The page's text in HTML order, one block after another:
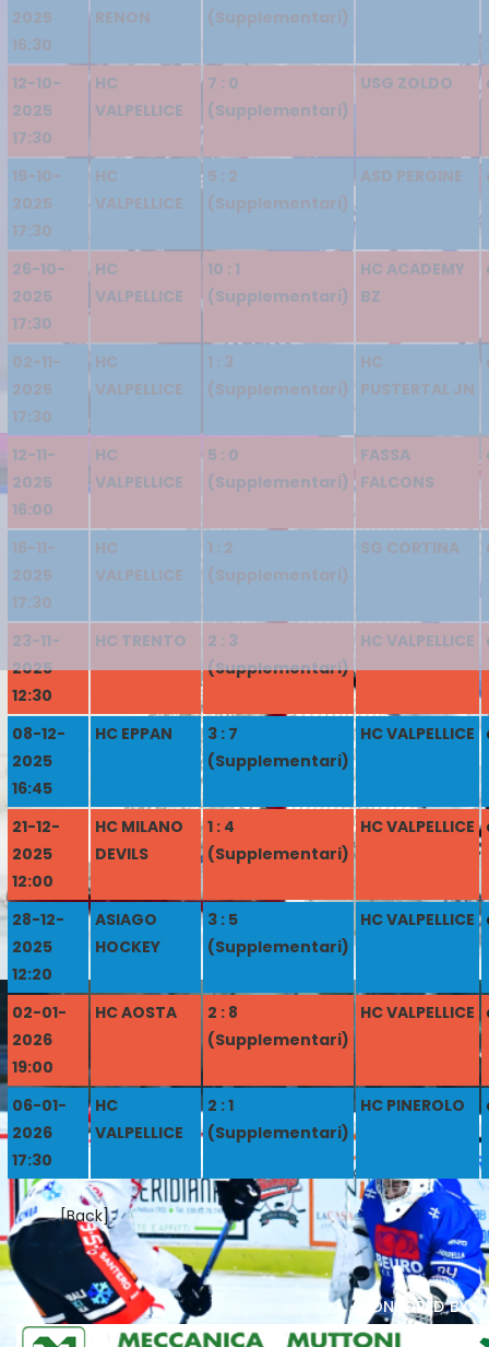
2025
16:30
RENON
(Supplementari)
12-10-
2025
17:30
HC
VALPELLICE
7 : 0
(Supplementari)
USG ZOLDO
19-10-
2025
17:30
HC
VALPELLICE
5 : 2
(Supplementari)
ASD PERGINE
26-10-
2025
17:30
HC
VALPELLICE
10 : 1
(Supplementari)
HC ACADEMY
BZ
02-11-
2025
17:30
HC
VALPELLICE
1 : 3
(Supplementari)
HC
PUSTERTAL JN
12-11-
2025
16:00
HC
VALPELLICE
5 : 0
(Supplementari)
FASSA
FALCONS
16-11-
2025
17:30
HC
VALPELLICE
1 : 2
(Supplementari)
SG CORTINA
23-11-
2025
12:30
HC TRENTO
2 : 3
(Supplementari)
HC VALPELLICE
08-12-
2025
16:45
HC EPPAN
3 : 7
(Supplementari)
HC VALPELLICE
21-12-
2025
12:00
HC MILANO
DEVILS
1 : 4
(Supplementari)
HC VALPELLICE
28-12-
2025
12:20
ASIAGO
HOCKEY
3 : 5
(Supplementari)
HC VALPELLICE
02-01-
2026
19:00
HC AOSTA
2 : 8
(Supplementari)
HC VALPELLICE
06-01-
2026
17:30
HC
VALPELLICE
2 : 1
(Supplementari)
HC PINEROLO
[Back]
sponsored by: